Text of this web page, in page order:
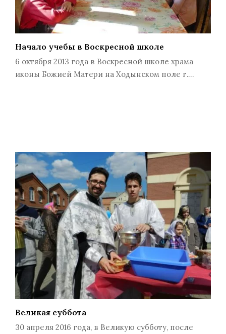
Начало учебы в Воскресной школе
6 октября 2013 года в Воскресной школе храма
иконы Божией Матери на Ходынском поле г.…
Великая суббота
30 апреля 2016 года, в Великую субботу, после